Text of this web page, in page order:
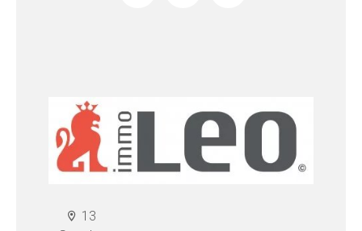
13